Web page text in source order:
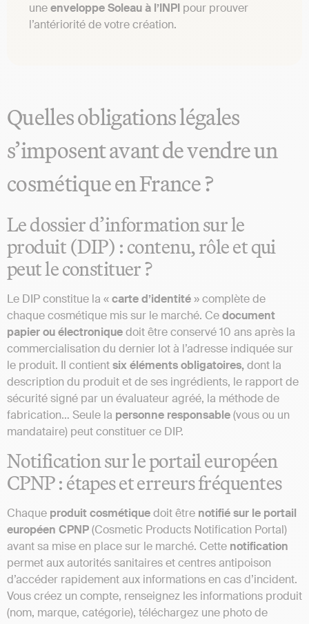
uneenveloppe Soleau à l’INPI pour prouver
l’antériorité de votre création.
Quelles obligations légales
s’imposent avant de vendre un
cosmétique en France ?
Le dossier d’information sur le
produit (DIP) : contenu, rôle et qui
peut le constituer ?
Le DIP constitue la «carte d’identité» complète de
chaque cosmétique mis sur le marché. Cedocument
papier ou électroniquedoit être conservé 10 ans après la
commercialisation du dernier lot à l’adresse indiquée sur
le produit. Il contientsix éléments obligatoires,dont la
description du produit et de ses ingrédients, le rapport de
sécurité signé par un évaluateur agréé, la méthode de
fabrication… Seule la personne responsable(vous ou un
mandataire) peut constituer ce DIP.
Notification sur le portail européen
CPNP : étapes et erreurs fréquentes
Chaque produit cosmétiquedoit être notifié sur le portail
européen CPNP(Cosmetic Products Notification Portal)
avant sa mise en place sur le marché. Cette notification
permet aux autorités sanitaires et centres antipoison
d’accéder rapidement aux informations en cas d’incident.
Vous créez un compte, renseignez les informations produit
(nom, marque, catégorie), téléchargez une photo de